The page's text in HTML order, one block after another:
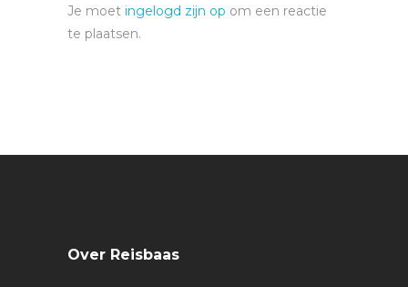
Je moet ingelogd zijn op om een reactie
te plaatsen.
Over Reisbaas